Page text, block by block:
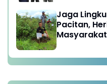
Jaga
Pacitan,